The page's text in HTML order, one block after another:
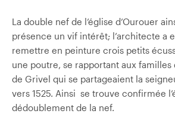
La double nef de l’église d’Ourouer
présence un vif intérêt; l’architecte a
remettre en peinture crois petits
une poutre, se rapportant aux familles
de Grivel qui se partageaient la
vers 1525. Ainsi se trouve confirmée
dédoublement de la nef.